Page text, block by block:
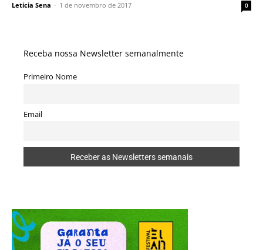
Leticia Sena - 1 de novembro de 2017 0
Receba nossa Newsletter semanalmente
Primeiro Nome
Email